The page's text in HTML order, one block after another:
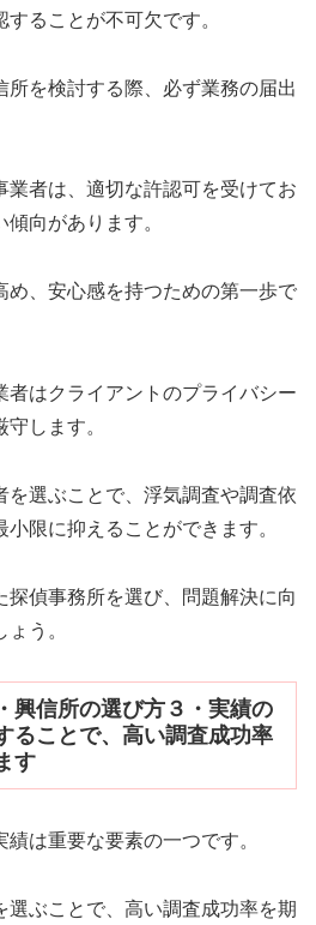
ることが不可欠です。
所を検討する際、必ず業務の届出
業者は、適切な許認可を受けてお
向があります。
め、安心感を持つための第一歩で
者はクライアントのプライバシー
します。
を選ぶことで、浮気調査や調査依
限に抑えることができます。
探偵事務所を選び、問題解決に向
う。
興信所の選び方３・実績の
ることで、高い調査成功率
す
は重要な要素の一つです。
選ぶことで、高い調査成功率を期